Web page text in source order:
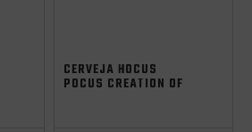
CERVEJA HOCUS
POCUS CREATION OF